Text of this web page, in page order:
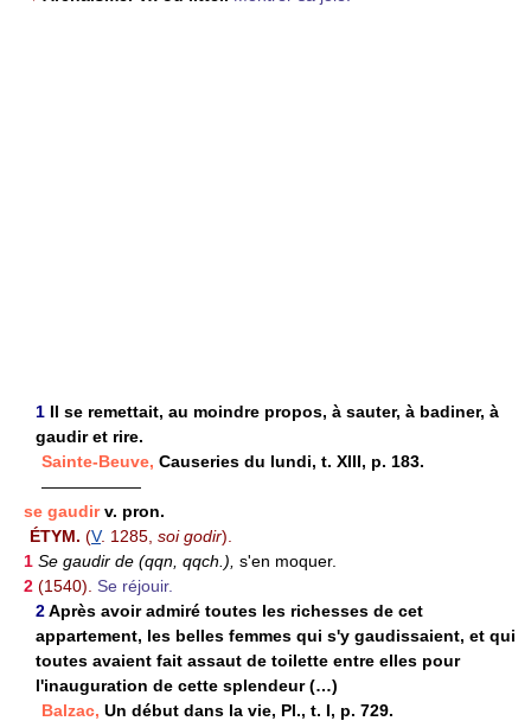
1 Il se remettait, au moindre propos, à sauter, à badiner, à
gaudir et rire.
Sainte-Beuve, Causeries du lundi, t. XIII, p. 183.
——————
se gaudir v. pron.
ÉTYM. (V. 1285, soi godir).
1 Se gaudir de (qqn, qqch.), s'en moquer.
2 (1540).
Se réjouir.
2Après avoir admiré toutes les richesses de cet
appartement, les belles femmes qui s'y gaudissaient, et qui
toutes avaient fait assaut de toilette entre elles pour
l'inauguration de cette splendeur (…)
Balzac, Un début dans la vie, Pl., t. I, p. 729.